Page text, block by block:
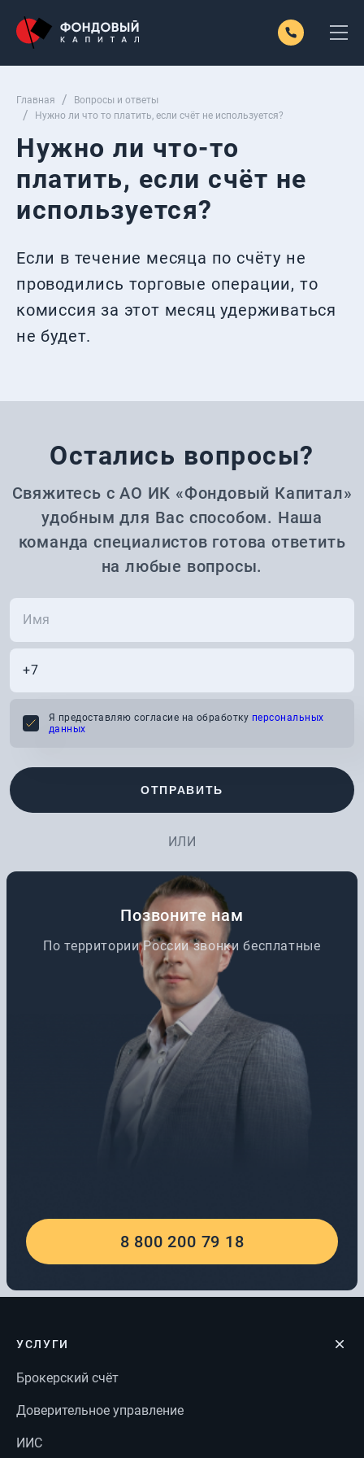
Главная
Вопросы и ответы
Нужно ли что то платить, если счёт не используется?
Нужно ли что-то
платить, если счёт не
используется?
Если в течение месяца по счёту не
проводились торговые операции, то
комиссия за этот месяц удерживаться
не будет.
Остались вопросы?
Свяжитесь с АО ИК «Фондовый Капитал»
удобным для Вас способом. Наша
команда специалистов готова ответить
на любые вопросы.
Я предоставляю согласие на обработку персональных
данных
ОТПРАВИТЬ
ИЛИ
Позвоните нам
По территории России звонки бесплатные
8 800 200 79 18
УСЛУГИ
Брокерский счёт
Доверительное управление
ИИС